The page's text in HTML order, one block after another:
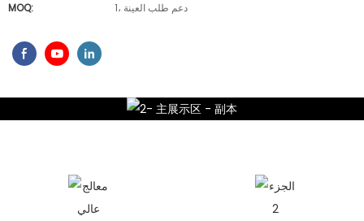
MOQ:
1، دعم طلب العينة